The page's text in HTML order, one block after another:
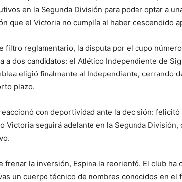
en la Segunda División para poder optar a
que el Victoria no cumplía al haber descendido
filtro reglamentario, la disputa por el cupo
a dos candidatos: el Atlético Independiente de
eligió finalmente al Independiente, cerrando
plazo.
con deportividad ante la decisión:
Victoria seguirá adelante en la Segunda División,
frenar la inversión, Espina la reorientó. El club ha
un cuerpo técnico de nombres conocidos en el